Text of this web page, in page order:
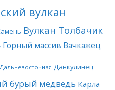
вулкан
Вулкан Толбачик
Горный массив Вачкажец
Дальневосточная Данкулинец
бурый медведь Карла